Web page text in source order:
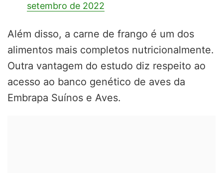
setembro de 2022
Além disso, a carne de frango é um dos
alimentos mais completos nutricionalmente.
Outra vantagem do estudo diz respeito ao
acesso ao banco genético de aves da
Embrapa Suínos e Aves.